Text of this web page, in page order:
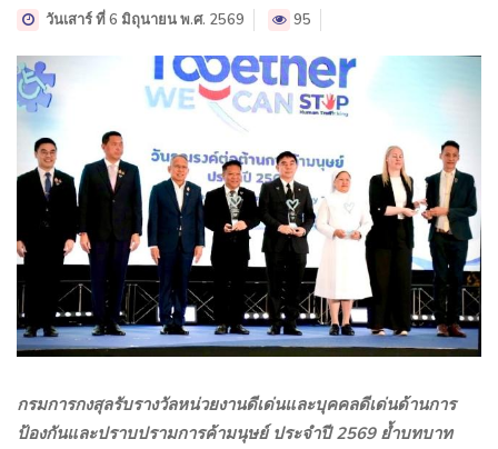
วันเสาร์ ที่ 6 มิถุนายน พ.ศ. 2569 95
กรมการกงสุลรับรางวัลหน่วยงานดีเด่นและบุคคลดีเด่นด้านการ
ป้องกันและปราบปรามการค้ามนุษย์ ประจำปี2569ย้ำบทบาท